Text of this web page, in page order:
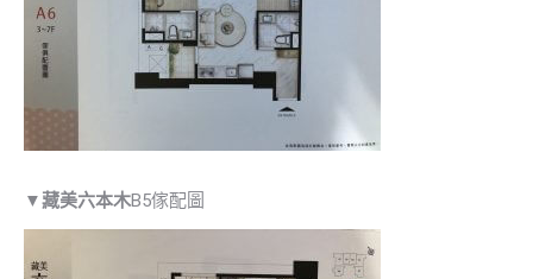
▼藏美六本木B5傢配圖